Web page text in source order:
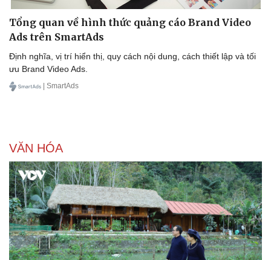
Tổng quan về hình thức quảng cáo Brand Video
Ads trên SmartAds
Định nghĩa, vị trí hiển thị, quy cách nội dung, cách thiết lập và tối
ưu Brand Video Ads.
| SmartAds
VĂN HÓA